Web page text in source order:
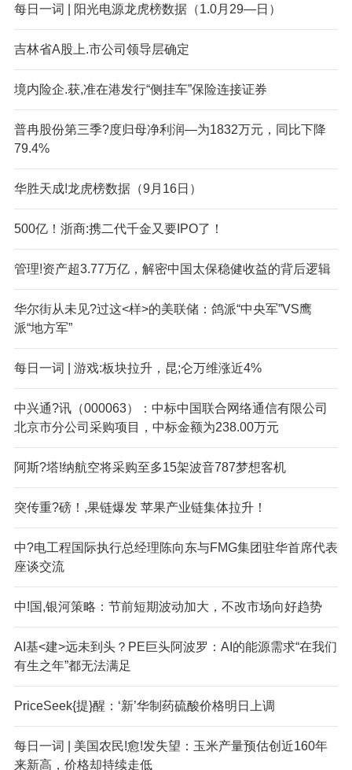
每日一词 | 阳光电源龙虎榜数据（1.0月29—日）
吉林省A股上.市公司领导层确定
境内险企.获,准在港发行“侧挂车”保险连接证券
普冉股份第三季?度归母净利润—为1832万元，同比下降
79.4%
华胜天成!龙虎榜数据（9月16日）
500亿！浙商:携二代千金又要IPO了！
管理!资产超3.77万亿，解密中国太保稳健收益的背后逻辑
华尔街从未见?过这<样>的美联储：鸽派“中央军”VS鹰
派“地方军”
每日一词 | 游戏:板块拉升，昆;仑万维涨近4%
中兴通?讯（000063）：中标中国联合网络通信有限公司
北京市分公司采购项目，中标金额为238.00万元
阿斯?塔!纳航空将采购至多15架波音787梦想客机
突传重?磅！,果链爆发 苹果产业链集体拉升！
中?电工程国际执行总经理陈向东与FMG集团驻华首席代表
座谈交流
中!国,银河策略：节前短期波动加大，不改市场向好趋势
AI基<建>远未到头？PE巨头阿波罗：AI的能源需求“在我们
有生之年”都无法满足
PriceSeek{提}醒：‘新’华制药硫酸价格明日上调
每日一词 | 美国农民!愈!发失望：玉米产量预估创近160年
来新高，价格却持续走低